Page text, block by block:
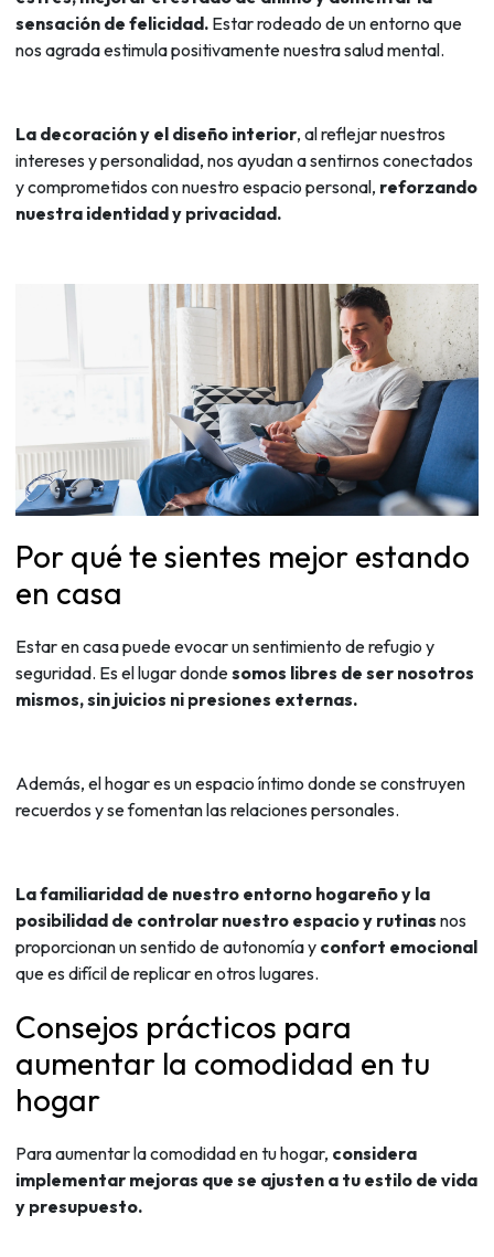
sensación de felicidad. Estar rodeado de un entorno que
nos agrada estimula positivamente nuestra salud mental.
La decoración y el diseño interior, al reflejar nuestros
intereses y personalidad, nos ayudan a sentirnos conectados
y comprometidos con nuestro espacio personal, reforzando
nuestra identidad y privacidad.
Por qué te sientes mejor estando
en casa
Estar en casa puede evocar un sentimiento de refugio y
seguridad. Es el lugar dondesomos libres de ser nosotros
mismos, sin juicios ni presiones externas.
Además, el hogar es un espacio íntimo donde se construyen
recuerdos y se fomentan las relaciones personales.
La familiaridad de nuestro entorno hogareño y la
posibilidad de controlar nuestro espacio y rutinas nos
proporcionan un sentido de autonomía y confort emocional
que es difícil de replicar en otros lugares.
Consejos prácticos para
aumentar la comodidad en tu
hogar
Para aumentar la comodidad en tu hogar, considera
implementar mejoras que se ajusten a tu estilo de vida
y presupuesto.